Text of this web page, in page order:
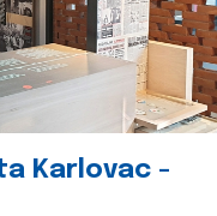
Karlovac -